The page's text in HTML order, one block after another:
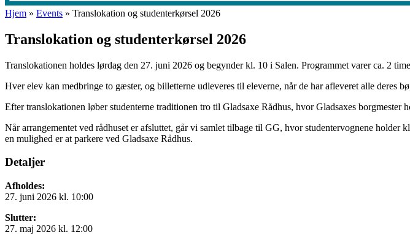
Hjem » Events » Translokation og studenterkørsel 2026
Translokation og studenterkørsel 2026
Translokationen holdes lørdag den 27. juni 2026 og begynder kl. 10 i Salen. Programmet varer ca. 2
Hver elev kan medbringe to gæster, og billetterne udleveres til eleverne, når de har afleveret alle deres
Efter translokationen løber studenterne traditionen tro til Gladsaxe Rådhus, hvor Gladsaxes
Når arrangementet ved rådhuset er afsluttet, går vi samlet tilbage til GG, hvor studentervognene holder
en mulighed er at parkere ved Gladsaxe Rådhus.
Detaljer
Afholdes:
27. juni 2026 kl. 10:00
Slutter:
27. maj 2026 kl. 12:00